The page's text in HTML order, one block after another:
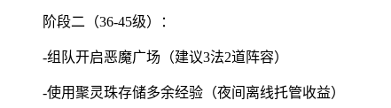
阶段二（36-45级）：
-组队开启恶魔广场（建议3法2道阵容）
-使用聚灵珠存储多余经验（夜间离线托管收益）